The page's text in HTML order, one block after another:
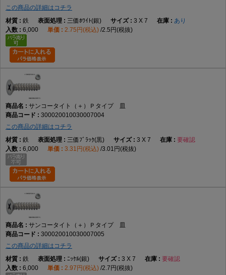
この商品の詳細はコチラ
鉄
三価ﾎﾜｲﾄ(銀) 3 X 7
あり
6,000
2.75円(税込) 2.5円(税抜)
サンコータイト（＋）Ｐタイプ 皿
300020010030007004
この商品の詳細はコチラ
鉄
三価ﾌﾞﾗｯｸ(黒) 3 X 7
要確認
6,000
3.31円(税込) 3.01円(税抜)
サンコータイト（＋）Ｐタイプ 皿
300020010030007005
この商品の詳細はコチラ
鉄
ﾆｯｹﾙ(銀) 3 X 7
要確認
6,000
2.97円(税込) 2.7円(税抜)